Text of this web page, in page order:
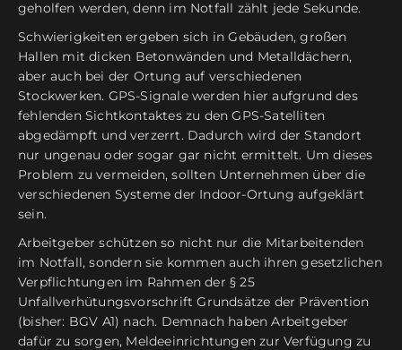
geholfen werden, denn im Notfall zählt jede Sekunde.
Schwierigkeiten ergeben sich in Gebäuden, großen
Hallen mit dicken Betonwänden und Metalldächern,
aber auch bei der Ortung auf verschiedenen
Stockwerken. GPS-Signale werden hier aufgrund des
fehlenden Sichtkontaktes zu den GPS-Satelliten
abgedämpft und verzerrt. Dadurch wird der Standort
nur ungenau oder sogar gar nicht ermittelt. Um dieses
Problem zu vermeiden, sollten Unternehmen über die
verschiedenen Systeme der Indoor-Ortung aufgeklärt
sein.
Arbeitgeber schützen so nicht nur die Mitarbeitenden
im Notfall, sondern sie kommen auch ihren gesetzlichen
Verpflichtungen im Rahmen der § 25
Unfallverhütungsvorschrift Grundsätze der Prävention
(bisher: BGV A1) nach. Demnach haben Arbeitgeber
dafür zu sorgen, Meldeeinrichtungen zur Verfügung zu